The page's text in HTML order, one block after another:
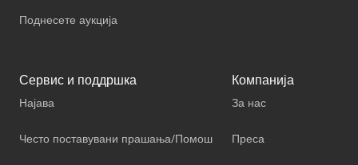
Поднесете аукција
Сервис и поддршка
Најава
Често поставувани прашања/Помош
Компанија
За нас
Преса